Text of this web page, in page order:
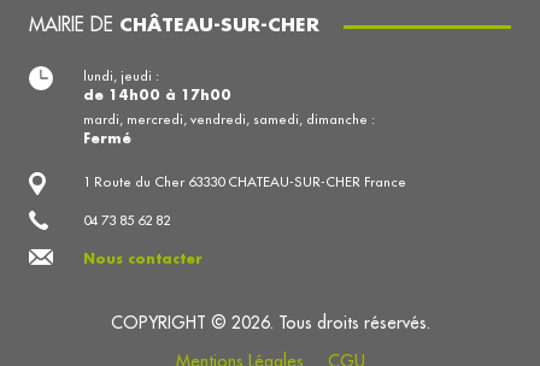
MAIRIE DE CHÂTEAU-SUR-CHER
1 Route du Cher 63330 CHATEAU-SUR-CHER France
04 73 85 62 82
Nous contacter
lundi, jeudi :
de 14h00 à 17h00
mardi, mercredi, vendredi, samedi, dimanche :
Fermé
COPYRIGHT © 2026. Tous droits réservés.
Mentions Légales
CGU